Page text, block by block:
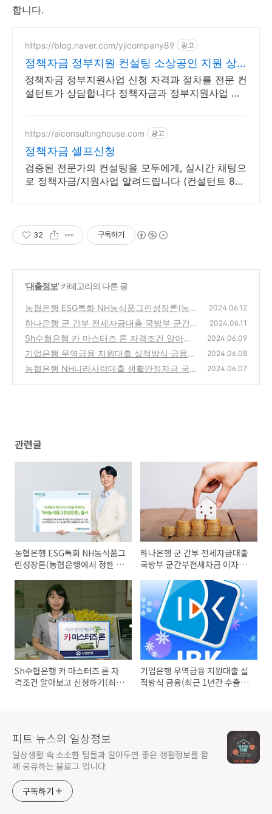
합니다.
https://blog.naver.com/yjlcompany89 광고
정책자금 정부지원 컨설팅 소상공인 지원 상
담
정책자금 정부지원사업 신청 자격과 절차를 전문 컨
설턴트가 상담합니다 정책자금과 정부지원사업 신
https://aiconsultinghouse.com 광고
정책자금 셀프신청
검증된 전문가의 컨설팅을 모두에게, 실시간 채팅으
로 정책자금/지원사업 알려드립니다 (컨설턴트 8인
32 구독하기
'대출정보' 카테고리의 다른 글
농협은행 ESG특화 NH농식품그린성장론(농협
은행에서 정한 기준에 의한 여신가능금액 범위
내)
(17)
2024.06.12
하나은행 군 간부 전세자금대출 국방부 군간부
전세자금 이자지원 사업 전용 상품(최대 3.6억
원 이내)
(16)
2024.06.11
Sh수협은행 카 마스터즈 론 자격조건 알아보
고 신청하기(최고 5천만원까지)
(16)
2024.06.09
기업은행 무역금융 지원대출 실적방식 금융
(최근 1년간 수출실적 범위내)
(14)
2024.06.08
농협은행 NH나라사랑대출 생활안정자금 국가
2024.06.07
관련글
농협은행 ESG특화 NH농식품그
린성장론(농협은행에서 정한 기
내)
하나은행 군 간부 전세자금대출
국방부 군간부전세자금 이자지
이내)
Sh수협은행 카 마스터즈 론 자
격조건 알아보고 신청하기(최고
기업은행 무역금융 지원대출 실
적방식 금융(최근 1년간 수출실
피트 뉴스의 일상정보
일상생활 속 소소한 팁들과 알아두면 좋은 생활정보를 함
께 공유하는 블로그 입니다
구독하기